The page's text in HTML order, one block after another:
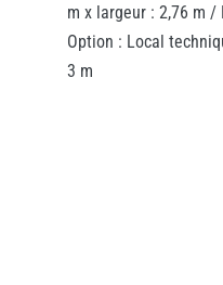
m x largeur : 2,76 m /
Option : Local
3 m